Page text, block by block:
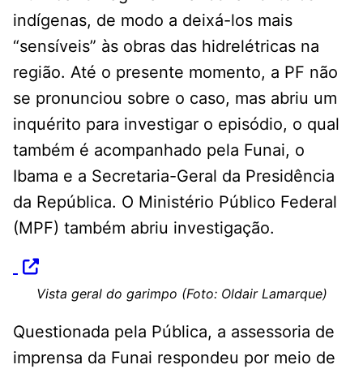
indígenas, de modo a deixá-los mais
“sensíveis” às obras das hidrelétricas na
região. Até o presente momento, a PF não
se pronunciou sobre o caso, mas abriu um
inquérito para investigar o episódio, o qual
também é acompanhado pela Funai, o
Ibama e a Secretaria-Geral da Presidência
da República. O Ministério Público Federal
(MPF) também abriu investigação.
Vista geral do garimpo (Foto: Oldair Lamarque)
Questionada pela Pública, a assessoria de
imprensa da Funai respondeu por meio de